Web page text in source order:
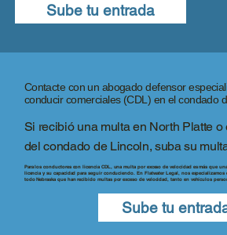
Sube tu entrada
Contacte con un abogado defensor
conducir comerciales (CDL) en el condado
Si recibió una multa en North Platte
del condado de Lincoln, suba su
Para los conductores con licencia CDL, una multa por exceso de velocidad es más que
licencia y su capacidad para seguir conduciendo. En Flatwater Legal, nos especializamos
todo Nebraska que han recibido multas por exceso de velocidad, tanto en vehículos
Sube tu